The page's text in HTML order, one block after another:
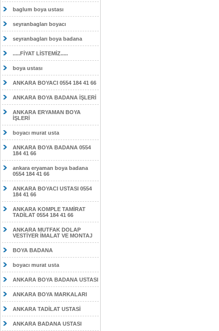
baglum boya ustası
seyranbagları boyacı
seyranbagları boya badana
.....FİYAT LİSTEMİZ.....
boya ustası
ANKARA BOYACI 0554 184 41 66
ANKARA BOYA BADANA İŞLERİ
ANKARA ERYAMAN BOYA
İŞLERİ
boyacı murat usta
ANKARA BOYA BADANA 0554
184 41 66
ankara eryaman boya badana
0554 184 41 66
ANKARA BOYACI USTASI 0554
184 41 66
ANKARA KOMPLE TAMİRAT
TADİLAT 0554 184 41 66
ANKARA MUTFAK DOLAP
VESTİYER İMALAT VE MONTAJ
BOYA BADANA
boyacı murat usta
ANKARA BOYA BADANA USTASI
ANKARA BOYA MARKALARI
ANKARA TADİLAT USTASİ
ANKARA BADANA USTASI